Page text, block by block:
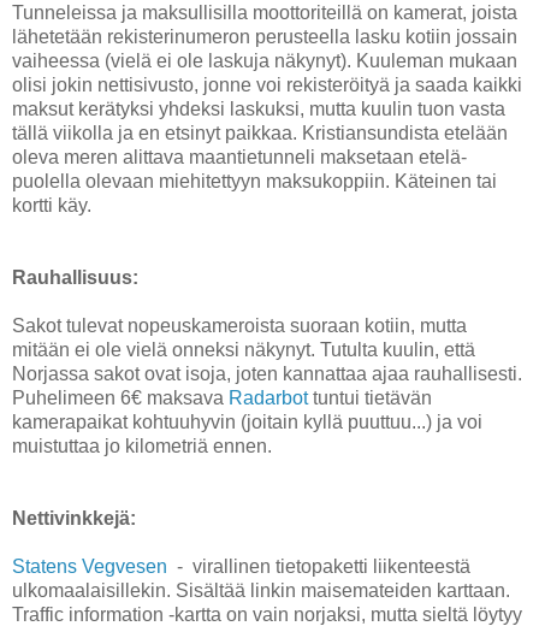
Tunneleissa ja maksullisilla moottoriteillä on kamerat, joista
lähetetään rekisterinumeron perusteella lasku kotiin jossain
vaiheessa (vielä ei ole laskuja näkynyt). Kuuleman mukaan
olisi jokin nettisivusto, jonne voi rekisteröityä ja saada kaikki
maksut kerätyksi yhdeksi laskuksi, mutta kuulin tuon vasta
tällä viikolla ja en etsinyt paikkaa. Kristiansundista etelään
oleva meren alittava maantietunneli maksetaan etelä-
puolella olevaan miehitettyyn maksukoppiin. Käteinen tai
kortti käy.
Rauhallisuus:
Sakot tulevat nopeuskameroista suoraan kotiin, mutta
mitään ei ole vielä onneksi näkynyt. Tutulta kuulin, että
Norjassa sakot ovat isoja, joten kannattaa ajaa rauhallisesti.
Puhelimeen 6€ maksava Radarbottuntui tietävän
kamerapaikat kohtuuhyvin (joitain kyllä puuttuu...) ja voi
muistuttaa jo kilometriä ennen.
Nettivinkkejä:
Statens Vegvesen - virallinen tietopaketti liikenteestä
ulkomaalaisillekin. Sisältää linkin maisemateiden karttaan.
Traffic information -kartta on vain norjaksi, mutta sieltä löytyy